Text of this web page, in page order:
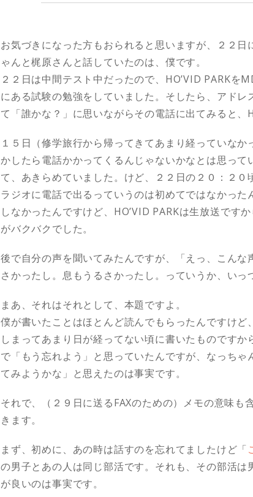
お気づきになった方もおられると思いますが、２２日
ゃんと梶原さんと話していたのは、僕です。
２２日は中間テスト中だったので、HO’VID PARKを
にある試験の勉強をしていました。そしたら、アド
て「誰かな？」に思いながらその電話に出てみると、
１５日（修学旅行から帰ってきてあまり経っていな
かしたら電話かかってくるんじゃないかなとは思って
て、あきらめていました。けど、２２日の２０：２０
ラジオに電話で出るっていうのは初めてではなかっ
しなかったんですけど、HO’VID PARKは生放送です
がバクバクでした。
後で自分の声を聞いてみたんですが、「えっ、こん
さかったし。息もうるさかったし。っていうか、いっ
まあ、それはそれとして、本題ですよ。
僕が書いたことはほとんど読んでもらったんですけ
しまってあまり日が経ってない頃に書いたものです
で「もう忘れよう」と思っていたんですが、なっち
てみようかな」と思えたのは事実です。
それで、（２９日に送るFAXのための）メモの意味
きます。
まず、初めに、あの時は話すのを忘れてましたけど「
の男子とあの人は同じ部活です。それも、その部活
が良いのは事実です。